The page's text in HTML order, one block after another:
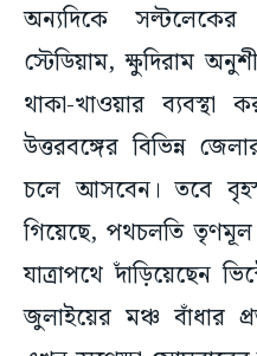
অন্যদিকে সল্টলেকের
স্টেডিয়াম, ক্ষুদিরাম
থাকা-খাওয়ার ব্যবস্থা
উত্তরবঙ্গের বিভিন্ন
চলে আসবেন। তবে
গিয়েছে, পথচলতি
যাত্রাপথে দাঁড়িয়েছেন
জুলাইয়ের মঞ্চ বাঁধার